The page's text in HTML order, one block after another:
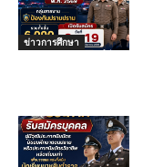
ข่าวการศึกษา